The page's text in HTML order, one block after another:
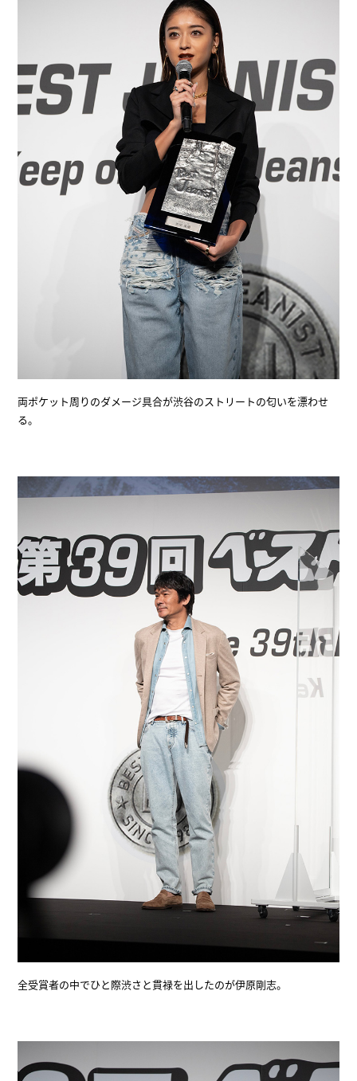
両ポケット周りのダメージ具合が渋谷のストリートの匂いを漂わせ
る。
全受賞者の中でひと際渋さと貫禄を出したのが伊原剛志。